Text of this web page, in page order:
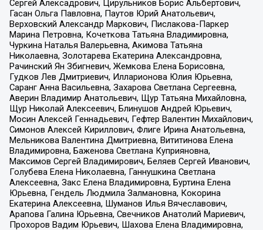
Сергей Алексадрович, Цирульников Борис Альбертович,
Гасан Ольга Павловна, Паутов Юрий Анатольевич,
Верховский Александр Маркович, Пислакова-Паркер
Марина Петровна, Кочеткова Татьяна Владимировна,
Чуркина Наталья Валерьевна, Акимова Татьяна
Николаевна, Золотарева Екатерина Александровна,
Рачинский Ян Збигневич, Жемкова Елена Борисовна,
Гудков Лев Дмитриевич, Илларионова Юлия Юрьевна,
Саранг Анна Васильевна, Захарова Светлана Сергеевна,
Аверин Владимир Анатольевич, Щур Татьяна Михайловна,
Щур Николай Алексеевич, Блинушов Андрей Юрьевич,
Мосин Алексей Геннадьевич, Гефтер Валентин Михайлович,
Симонов Алексей Кириллович, Флиге Ирина Анатольевна,
Мельникова Валентина Дмитриевна, Вититинова Елена
Владимировна, Баженова Светлана Куприяновна,
Максимов Сергей Владимирович, Беляев Сергей Иванович,
Голубева Елена Николаевна, Ганнушкина Светлана
Алексеевна, Закс Елена Владимировна, Буртина Елена
Юрьевна, Гендель Людмила Залмановна, Кокорина
Екатерина Алексеевна, Шуманов Илья Вячеславович,
Арапова Галина Юрьевна, Свечников Анатолий Мариевич,
Прохоров Вадим Юрьевич, Шахова Елена Владимировна,